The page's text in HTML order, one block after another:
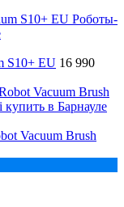
S10+ EU 16 990
Vacuum Brush